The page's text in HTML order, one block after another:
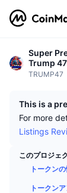
Super
Trump 47
TRUMP47
This is a
For more
Listings
このプロジェ
トークン
トークン